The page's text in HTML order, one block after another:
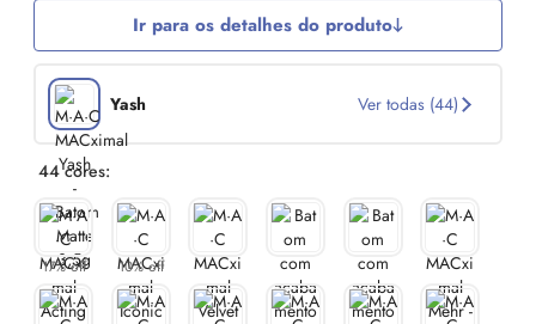
Ir para os detalhes do produto
Yash Ver todas (44)
44 cores:
17% off 10% off